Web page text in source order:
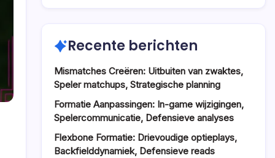
Recente berichten
Mismatches Creëren: Uitbuiten van zwaktes,
Speler matchups, Strategische planning
Formatie Aanpassingen: In-game wijzigingen,
Spelercommunicatie, Defensieve analyses
Flexbone Formatie: Drievoudige optieplays,
Backfielddynamiek, Defensieve reads